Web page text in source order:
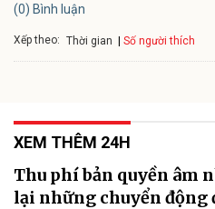
(0) Bình luận
Xếp theo: Thời gian Số người thích
XEM THÊM 24H
Thu phí bản quyền âm
lại những chuyển động